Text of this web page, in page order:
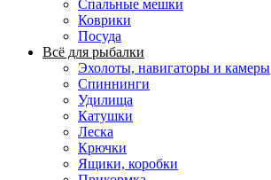
Спальные мешки
Коврики
Посуда
Всё для рыбалки
Эхолоты, навигаторы и камеры
Спиннинги
Удилища
Катушки
Леска
Крючки
Ящики, коробки